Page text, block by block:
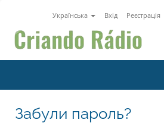
Українська Вхід Реєстрація
Забули пароль?